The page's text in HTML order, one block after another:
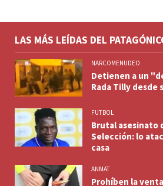
LAS MÁS LEÍDAS DEL
NARCOMENUDEO
Detienen a un
Rada Tilly desde
FUTBOL
Brutal asesinato
Selección: lo
casa
ANMAT
Prohíben la